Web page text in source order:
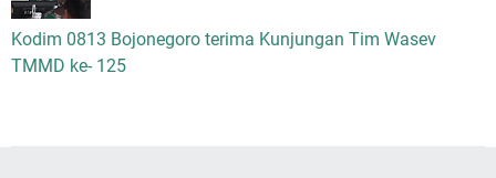
Kodim 0813 Bojonegoro terima Kunjungan Tim Wasev
TMMD ke- 125